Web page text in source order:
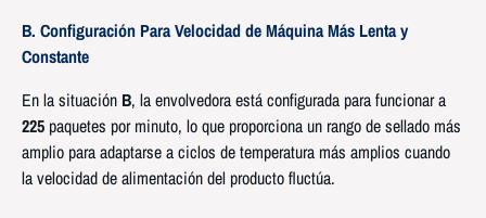
B. Configuración Para Velocidad de Máquina Más Lenta y
Constante
En la situación B, la envolvedora está configurada para funcionar a
225 paquetes por minuto, lo que proporciona un rango de sellado más
amplio para adaptarse a ciclos de temperatura más amplios cuando
la velocidad de alimentación del producto fluctúa.